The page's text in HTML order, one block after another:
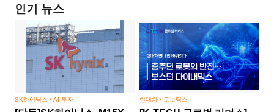
인기 뉴스
SK하이닉스 / AI 투자 현대차 / 로보틱스